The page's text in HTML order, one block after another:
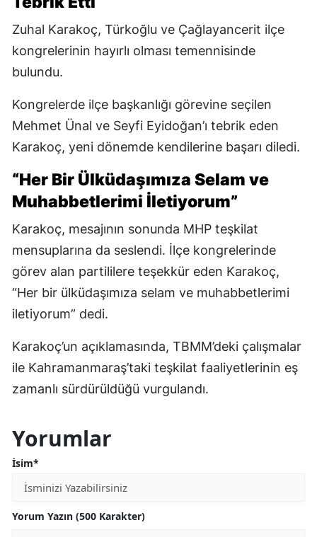
Zuhal Karakoç, Türkoğlu ve Çağlayancerit ilçe
kongrelerinin hayırlı olması temennisinde
bulundu.
Kongrelerde ilçe başkanlığı görevine seçilen
Mehmet Ünal ve Seyfi Eyidoğan’ı tebrik eden
Karakoç, yeni dönemde kendilerine başarı diledi.
“Her Bir Ülküdaşımıza Selam ve
Muhabbetlerimi İletiyorum”
Karakoç, mesajının sonunda MHP teşkilat
mensuplarına da seslendi. İlçe kongrelerinde
görev alan partililere teşekkür eden Karakoç,
“Her bir ülküdaşımıza selam ve muhabbetlerimi
iletiyorum” dedi.
Karakoç’un açıklamasında, TBMM’deki çalışmalar
ile Kahramanmaraş’taki teşkilat faaliyetlerinin eş
zamanlı sürdürüldüğü vurgulandı.
Yorumlar
İsim*
Yorum Yazın (500 Karakter)